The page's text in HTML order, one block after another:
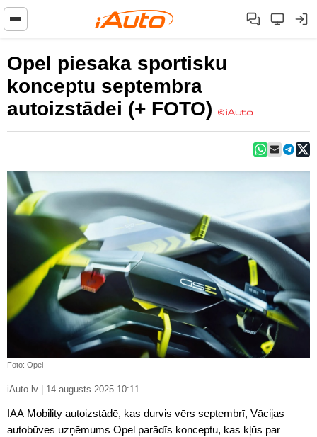
Opel piesaka sportisku
konceptu septembra
autoizstādei (+ FOTO)
Foto: Opel
iAuto.lv | 14.augusts 2025 10:11
IAA Mobility autoizstādē, kas durvis vērs septembrī, Vācijas
autobūves uzņēmums Opel parādīs konceptu, kas kļūs par